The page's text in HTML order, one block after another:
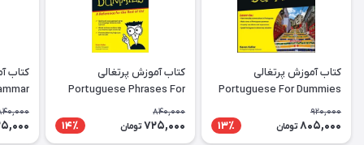
کتاب آموزش پرتغالی
Portuguese For Dummies
920,000
805,000 تومان 13٪
کتاب آموزش پرتغالی
Portuguese Phrases For
Dummies
840,000
725,000 تومان 14٪